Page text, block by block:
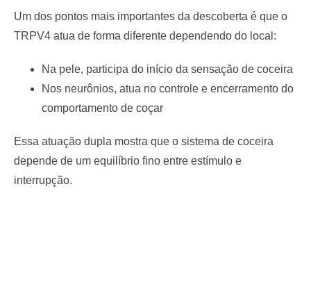
Um dos pontos mais importantes da descoberta é que o
TRPV4 atua de forma diferente dependendo do local:
Na pele, participa do início da sensação de coceira
Nos neurônios, atua no controle e encerramento do
comportamento de coçar
Essa atuação dupla mostra que o sistema de coceira
depende de um equilíbrio fino entre estímulo e
interrupção.